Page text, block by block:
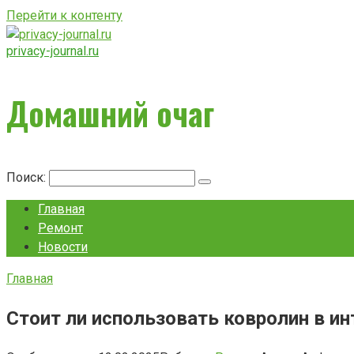
Перейти к контенту
privacy-journal.ru
Домашний очаг
Поиск:
Главная
Ремонт
Новости
Главная
Стоит ли использовать ковролин в